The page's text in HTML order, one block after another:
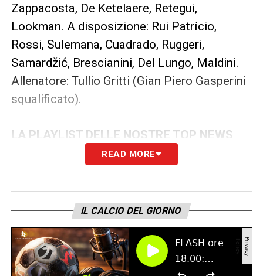
Zappacosta, De Ketelaere, Retegui,
Lookman. A disposizione: Rui Patrício,
Rossi, Sulemana, Cuadrado, Ruggeri,
Samardžić, Brescianini, Del Lungo, Maldini.
Allenatore: Tullio Gritti (Gian Piero Gasperini
squalificato).
LA PLAYLIST DELLE NOSTRE TOP NEWS
READ MORE
IL CALCIO DEL GIORNO